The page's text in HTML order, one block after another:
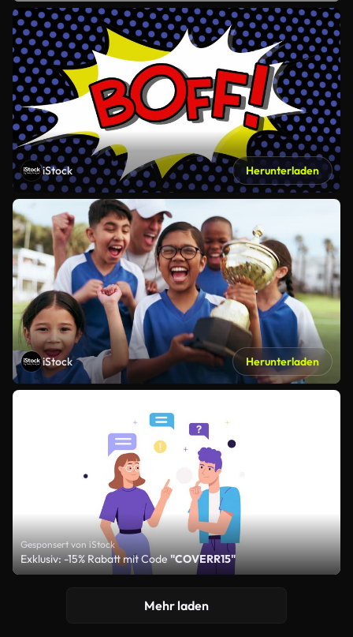
iStock Herunterladen
iStock Herunterladen
Gesponsert von iStock
Exklusiv: -15% Rabatt mit Code"COVERR15"
Mehr laden